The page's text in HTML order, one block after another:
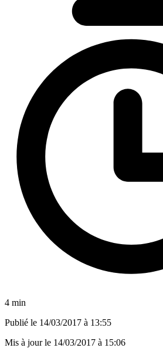
4 min
Publié le 14/03/2017 à 13:55
Mis à jour le 14/03/2017 à 15:06